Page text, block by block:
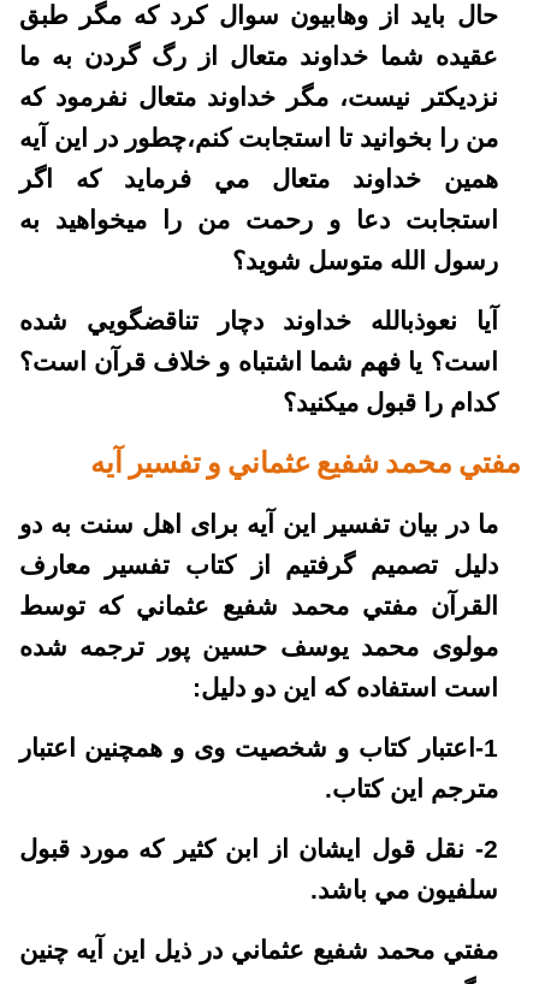
حال باید از وهابیون سوال کرد که مگر طبق
عقيده شما خداوند متعال از رگ گردن به ما
نزديکتر نيست، مگر خداوند متعال نفرمود که
من را بخوانيد تا استجابت کنم،چطور در اين آيه
همين خداوند متعال مي فرمايد که اگر
استجابت دعا و رحمت من را ميخواهيد به
رسول الله متوسل شويد؟
آيا نعوذبالله خداوند دچار تناقضگويي شده
است؟ يا فهم شما اشتباه و خلاف قرآن است؟
کدام را قبول ميکنيد؟
مفتي محمد شفيع عثماني و تفسير آيه
ما در بيان تفسير اين آيه برای اهل سنت به دو
دليل تصميم گرفتيم از کتاب تفسير معارف
القرآن مفتي محمد شفيع عثماني که توسط
مولوی محمد يوسف حسين پور ترجمه شده
است استفاده که اين دو دليل:
1-اعتبار کتاب و شخصيت وی و همچنين اعتبار
مترجم اين کتاب.
2- نقل قول ايشان از ابن کثير که مورد قبول
سلفيون مي باشد.
مفتي محمد شفيع عثماني در ذيل اين آيه چنين